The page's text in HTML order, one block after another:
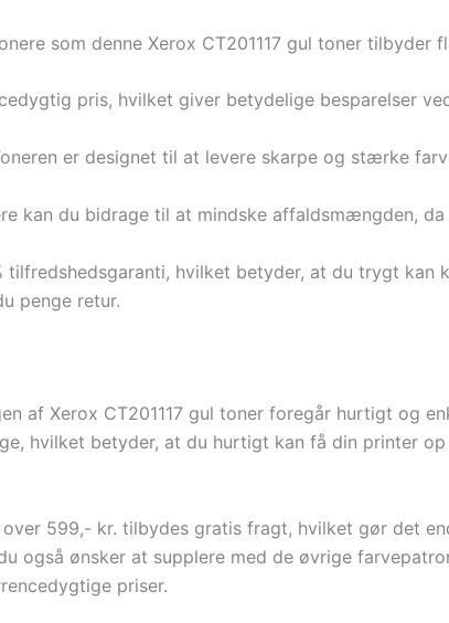
som denne Xerox CT201117 gul toner tilbyder
pris, hvilket giver betydelige besparelser
er designet til at levere skarpe og stærke
kan du bidrage til at mindske affaldsmængden,
tilfredshedsgaranti, hvilket betyder, at du trygt kan
penge retur.
af Xerox CT201117 gul toner foregår hurtigt og
hvilket betyder, at du hurtigt kan få din printer
599,- kr. tilbydes gratis fragt, hvilket gør det
ønsker at supplere med de øvrige
priser.